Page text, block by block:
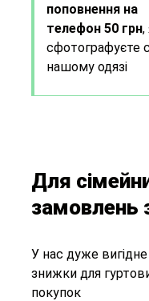
поповнення на
телефон 50 грн,
сфотографуєте
нашому одязі
Для
замовлень
У нас дуже
знижки для
покупок